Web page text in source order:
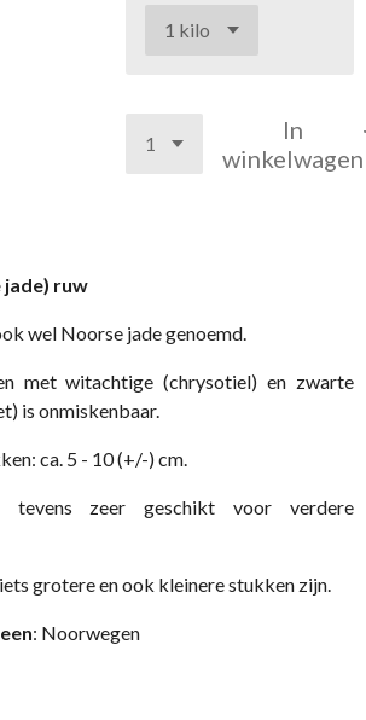
In
winkelwagen
ruw
wel Noorse jade genoemd.
met witachtige (chrysotiel) en zwarte
is onmiskenbaar.
ca. 5 - 10 (+/-) cm.
tevens zeer geschikt voor verdere
grotere en ook kleinere stukken zijn.
: Noorwegen